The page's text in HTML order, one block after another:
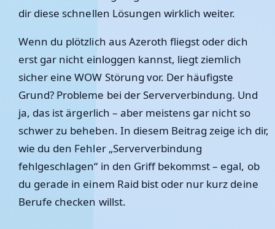
dir diese schnellen Lösungen wirklich weiter.
Wenn du plötzlich aus Azeroth fliegst oder dich
erst gar nicht einloggen kannst, liegt ziemlich
sicher eine WOW Störung vor. Der häufigste
Grund? Probleme bei der Serververbindung. Und
ja, das ist ärgerlich – aber meistens gar nicht so
schwer zu beheben. In diesem Beitrag zeige ich dir,
wie du den Fehler „Serververbindung
fehlgeschlagen“ in den Griff bekommst – egal, ob
du gerade in einem Raid bist oder nur kurz deine
Berufe checken willst.